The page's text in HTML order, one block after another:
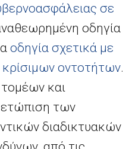
σε
οδηγία
οδηγία σχετικά με
οντοτήτων.
και
των
διαδικτυακών